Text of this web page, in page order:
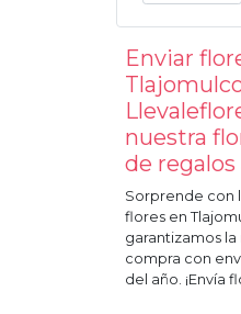
Enviar
nuestra
de
Sorprende con
flores en
garantizamos
compra con
del año. ¡Envía